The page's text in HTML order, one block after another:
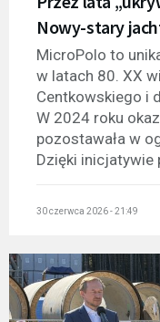
Nowy-stary
MicroPolo to
w latach 80. XX
Centkowskiego i
W 2024 roku
pozostawała w
Dzięki inicjatywie
30 czerwca 2026 - 21:49